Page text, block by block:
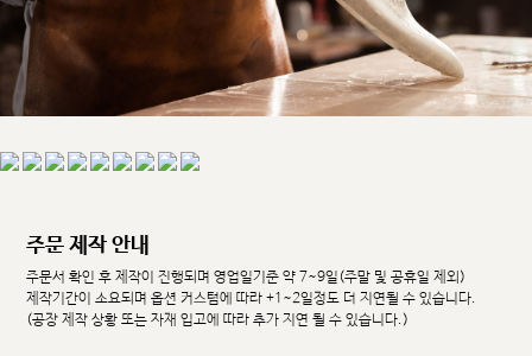
주문 제작 안내
주문서 확인 후 제작이 진행되며 영업일기준 약 7~9일(주말 및 공휴일 제외)
제작기간이 소요되며 옵션 커스텀에 따라 +1~2일정도 더 지연될 수 있습니다.
(공장 제작 상황 또는 자재 입고에 따라 추가 지연 될 수 있습니다.)